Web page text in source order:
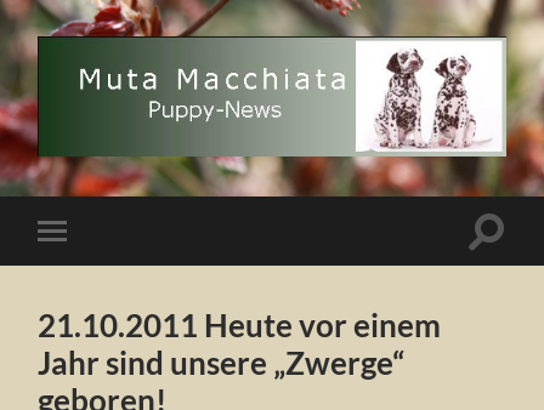
Muta
Macchiata
Puppy
Menü
21.10.2011 Heute vor einem
Jahr sind unsere „Zwerge“
geboren!